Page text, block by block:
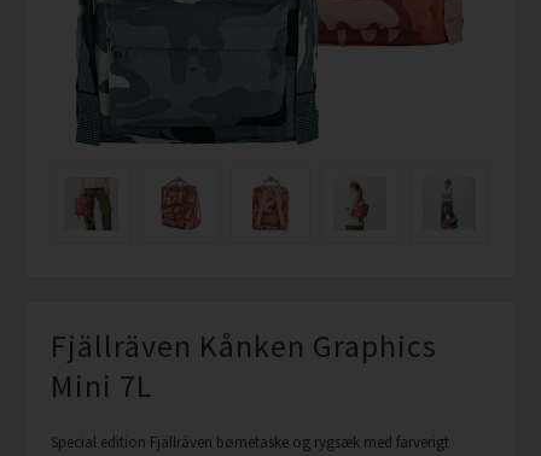
Fjällräven Kånken Graphics
Mini 7L
Special edition Fjällräven børnetaske og rygsæk med farverigt